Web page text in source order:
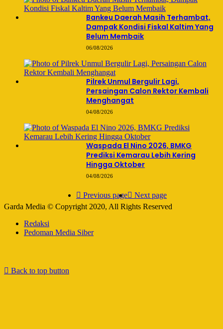
Bankeu Daerah Masih Terhambat,
Dampak Kondisi Fiskal Kaltim Yang
Belum Membaik
06/08/2026
Pilrek Unmul Bergulir Lagi,
Persaingan Calon Rektor Kembali
Menghangat
04/08/2026
Waspada El Nino 2026, BMKG
Prediksi Kemarau Lebih Kering
Hingga Oktober
04/08/2026
Previous page
Next page
Garda Media © Copyright 2020, All Rights Reserved
Redaksi
Pedoman Media Siber
Back to top button